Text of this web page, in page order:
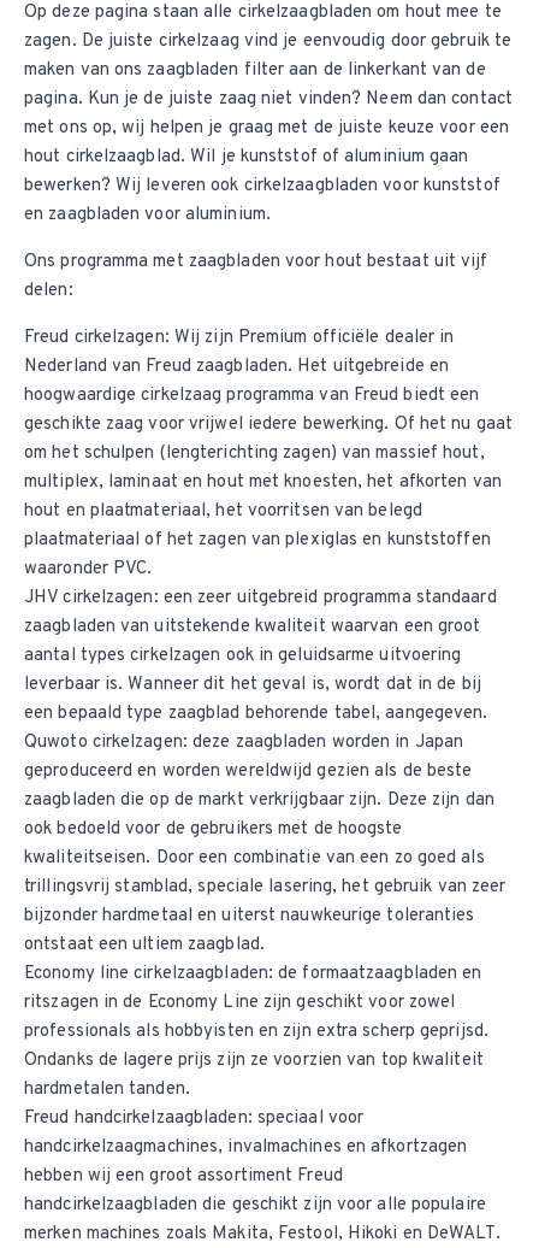
Op deze pagina staan alle cirkelzaagbladen om hout mee te
zagen. De juiste cirkelzaag vind je eenvoudig door gebruik te
maken van ons zaagbladen filter aan de linkerkant van de
pagina. Kun je de juiste zaag niet vinden? Neem dan contact
met ons op, wij helpen je graag met de juiste keuze voor een
hout cirkelzaagblad. Wil je kunststof of aluminium gaan
bewerken? Wij leveren ook cirkelzaagbladen voor kunststof
en zaagbladen voor aluminium.
Ons programma met zaagbladen voor hout bestaat uit vijf
delen:
Freud cirkelzagen: Wij zijn Premium officiële dealer in
Nederland van Freud zaagbladen. Het uitgebreide en
hoogwaardige cirkelzaag programma van Freud biedt een
geschikte zaag voor vrijwel iedere bewerking. Of het nu gaat
om het schulpen (lengterichting zagen) van massief hout,
multiplex, laminaat en hout met knoesten, het afkorten van
hout en plaatmateriaal, het voorritsen van belegd
plaatmateriaal of het zagen van plexiglas en kunststoffen
waaronder PVC.
JHV cirkelzagen: een zeer uitgebreid programma standaard
zaagbladen van uitstekende kwaliteit waarvan een groot
aantal types cirkelzagen ook in geluidsarme uitvoering
leverbaar is. Wanneer dit het geval is, wordt dat in de bij
een bepaald type zaagblad behorende tabel, aangegeven.
Quwoto cirkelzagen: deze zaagbladen worden in Japan
geproduceerd en worden wereldwijd gezien als de beste
zaagbladen die op de markt verkrijgbaar zijn. Deze zijn dan
ook bedoeld voor de gebruikers met de hoogste
kwaliteitseisen. Door een combinatie van een zo goed als
trillingsvrij stamblad, speciale lasering, het gebruik van zeer
bijzonder hardmetaal en uiterst nauwkeurige toleranties
ontstaat een ultiem zaagblad.
Economy line cirkelzaagbladen: de formaatzaagbladen en
ritszagen in de Economy Line zijn geschikt voor zowel
professionals als hobbyisten en zijn extra scherp geprijsd.
Ondanks de lagere prijs zijn ze voorzien van top kwaliteit
hardmetalen tanden.
Freud handcirkelzaagbladen: speciaal voor
handcirkelzaagmachines, invalmachines en afkortzagen
hebben wij een groot assortiment Freud
handcirkelzaagbladen die geschikt zijn voor alle populaire
merken machines zoals Makita, Festool, Hikoki en DeWALT.